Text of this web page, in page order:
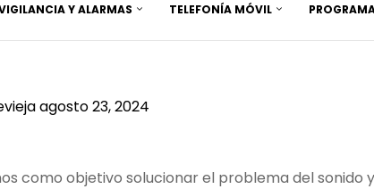
Y ALARMAS TELEFONÍA MÓVIL
agosto 23, 2024
como objetivo solucionar el problema del